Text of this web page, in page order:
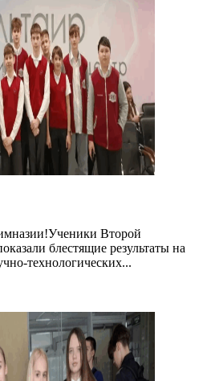
Второй
блестящие результаты на
технологических...